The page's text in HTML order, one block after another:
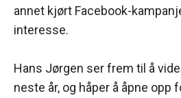
annet kjørt Facebook-
interesse.
Hans Jørgen ser frem til å
neste år, og håper å åpne opp